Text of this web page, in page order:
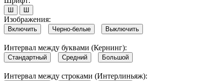
Ш Ш
Изображения:
Включить Черно-белые Выключить
Интервал между буквами (Кернинг):
Стандартный Средний Большой
Интервал между строками (Интерлиньяж):